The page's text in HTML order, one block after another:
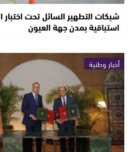
شبكات التطهير السائل تحت اختبار
استباقية بمدن جهة العيون
أخبار وطنية